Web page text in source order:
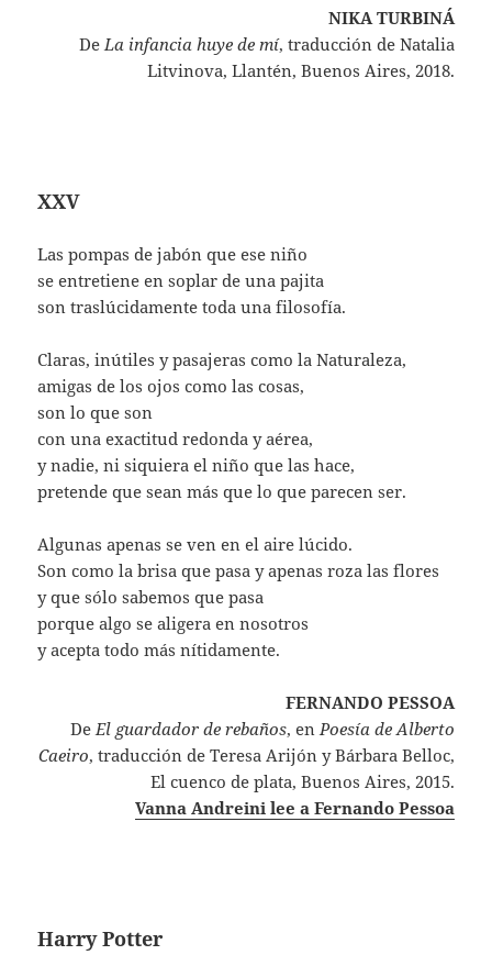
NIKA TURBINÁ
DeLa infancia huye de mí, traducción de Natalia
Litvinova, Llantén, Buenos Aires, 2018.
XXV
Las pompas de jabón que ese niño
se entretiene en soplar de una pajita
son traslúcidamente toda una filosofía.
Claras, inútiles y pasajeras como la Naturaleza,
amigas de los ojos como las cosas,
son lo que son
con una exactitud redonda y aérea,
y nadie, ni siquiera el niño que las hace,
pretende que sean más que lo que parecen ser.
Algunas apenas se ven en el aire lúcido.
Son como la brisa que pasa y apenas roza las flores
y que sólo sabemos que pasa
porque algo se aligera en nosotros
y acepta todo más nítidamente.
FERNANDO PESSOA
DeEl guardador de rebaños, enPoesía de Alberto
Caeiro, traducción de Teresa Arijón y Bárbara Belloc,
El cuenco de plata, Buenos Aires, 2015.
Vanna Andreini lee a Fernando Pessoa
Harry Potter